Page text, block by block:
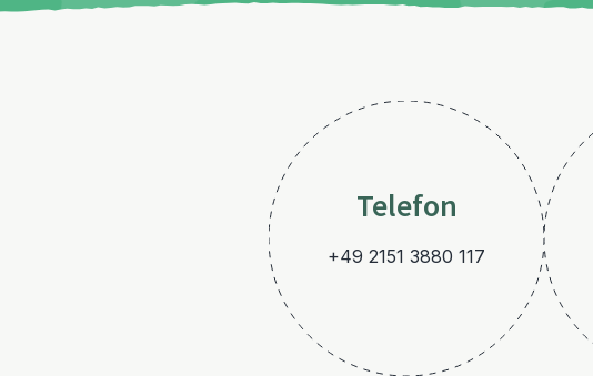
Telefon
+49 2151 3880 117